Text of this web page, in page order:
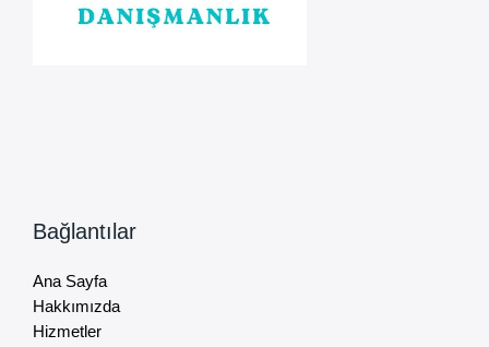
Bağlantılar
Ana Sayfa
Hakkımızda
Hizmetler